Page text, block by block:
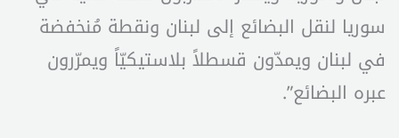
سوريا لنقل البضائع إلى لبنان ونقطة مُنخفضة
في لبنان ويمدّون قسطلاً بلاستيكيّاً ويمرّرون
عبره البضائع”.